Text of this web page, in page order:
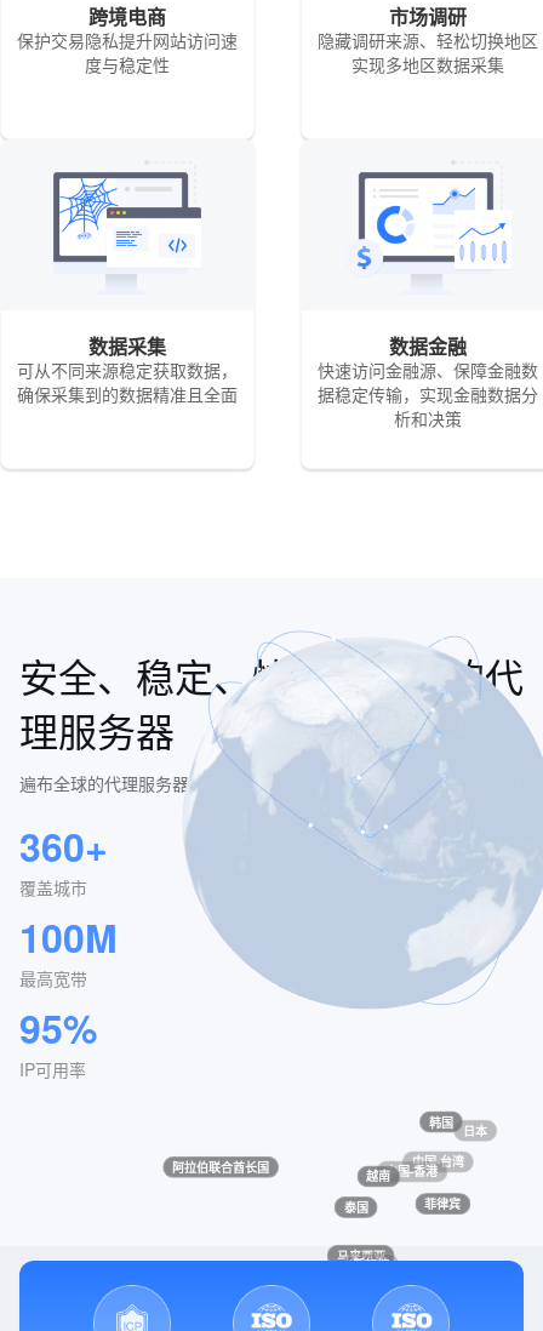
跨境电商
保护交易隐私提升网站访问速
度与稳定性
市场调研
隐藏调研来源、轻松切换地区
实现多地区数据采集
数据采集
可从不同来源稳定获取数据，
确保采集到的数据精准且全面
数据金融
快速访问金融源、保障金融数
据稳定传输，实现金融数据分
析和决策
安全、稳定、快速、合规的代
理服务器
遍布全球的代理服务器节点为用户提供稳定可靠的静态IP代理服务
360+
覆盖城市
40万+
100M
最高宽带
95%
IP可用率
中国-香港
中国-台湾
日本
韩国
越南
泰国
新加坡
菲律宾
马来西亚
印度尼西亚
阿拉伯联合酋长国